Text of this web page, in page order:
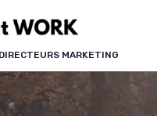
MARKETING
cookies